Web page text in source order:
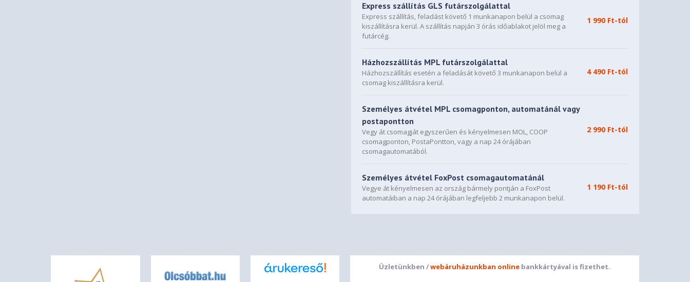
Express szállítás GLS futárszolgálattal
Express szállítás, feladást követő 1 munkanapon belül a csomag
kiszállításra kerül. A szállítás napján 3 órás időablakot jelöl meg a
futárcég.
1 990 Ft-tól
Házhozszállítás MPL futárszolgálattal
Házhozszállítás esetén a feladását követő 3 munkanapon belül a
csomag kiszállításra kerül.
4 490 Ft-tól
Személyes átvétel MPL csomagponton, automatánál vagy
postapontton
Vegy át csomagját egyszerűen és kényelmesen MOL, COOP
csomagponton, PostaPontton, vagy a nap 24 órájában
csomagautomatából.
2 990 Ft-tól
Személyes átvétel FoxPost csomagautomatánál
Vegye át kényelmesen az ország bármely pontján a FoxPost
automatáiban a nap 24 órájában legfeljebb 2 munkanapon belül.
1 190 Ft-tól
Üzletünkben /webáruházunkban online bankkártyával is fizethet.